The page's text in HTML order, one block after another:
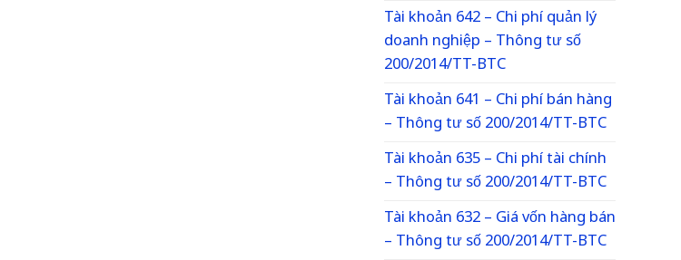
Tài khoản 642 – Chi phí quản lý
doanh nghiệp – Thông tư số
200/2014/TT-BTC
Tài khoản 641 – Chi phí bán hàng
– Thông tư số 200/2014/TT-BTC
Tài khoản 635 – Chi phí tài chính
– Thông tư số 200/2014/TT-BTC
Tài khoản 632 – Giá vốn hàng bán
– Thông tư số 200/2014/TT-BTC